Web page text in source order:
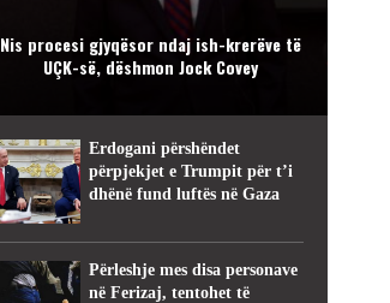
Nis procesi gjyqësor ndaj ish-krerëve të
UÇK-së, dëshmon Jock Covey
Erdogani përshëndet
përpjekjet e Trumpit për t’i
dhënë fund luftës në Gaza
Përleshje mes disa personave
në Ferizaj, tentohet të